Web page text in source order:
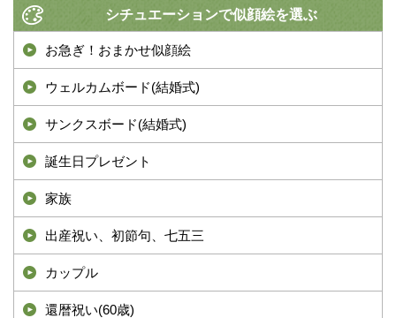
シチュエーションで似顔絵を選ぶ
お急ぎ！おまかせ似顔絵
ウェルカムボード(結婚式)
サンクスボード(結婚式)
誕生日プレゼント
家族
出産祝い、初節句、七五三
カップル
還暦祝い(60歳)